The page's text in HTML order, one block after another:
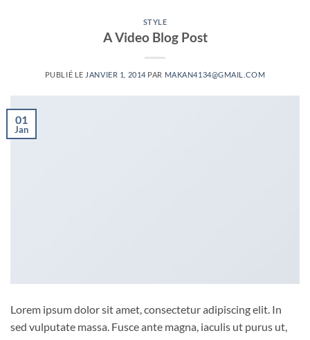
STYLE
A Video Blog Post
PUBLIÉ LE JANVIER 1, 2014 PAR MAKAN4134@GMAIL.COM
01
Jan
Lorem ipsum dolor sit amet, consectetur adipiscing elit. In
sed vulputate massa. Fusce ante magna, iaculis ut purus ut,